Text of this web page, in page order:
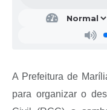
A Prefeitura de
para organizar o